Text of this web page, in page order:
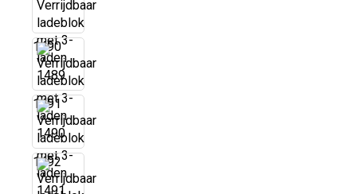
1490
1491
1492